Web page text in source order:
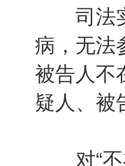
司法实
病，无法
被告人不
疑人、被
对“不